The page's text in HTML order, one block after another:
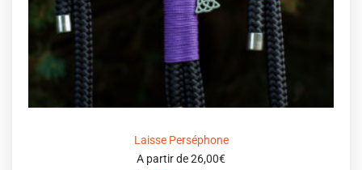
Laisse Perséphone
A partir de26,00€